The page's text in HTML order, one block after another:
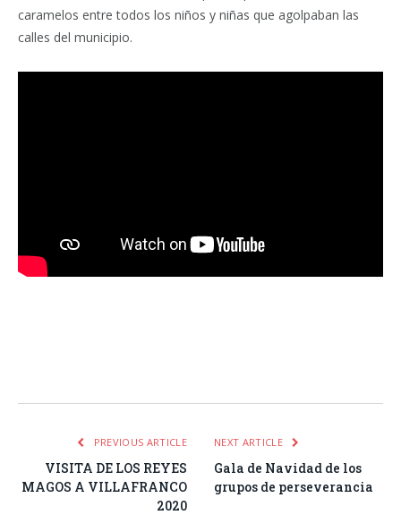
caramelos entre todos los niños y niñas que agolpaban las
calles del municipio.
PREVIOUS ARTICLE
VISITA DE LOS REYES
MAGOS A VILLAFRANCO
2020
NEXT ARTICLE
Gala de Navidad de los
grupos de perseverancia